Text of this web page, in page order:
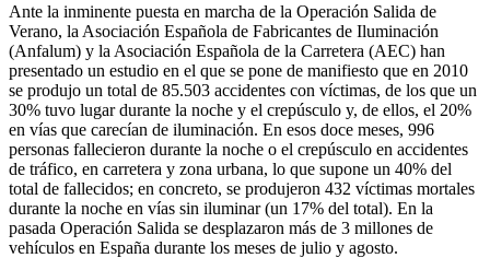
Ante la inminente puesta en marcha de la Operación Salida de
Verano, la Asociación Española de Fabricantes de Iluminación
(Anfalum) y la Asociación Española de la Carretera (AEC) han
presentado un estudio en el que se pone de manifiesto que en 2010
se produjo un total de 85.503 accidentes con víctimas, de los que un
30% tuvo lugar durante la noche y el crepúsculo y, de ellos, el 20%
en vías que carecían de iluminación. En esos doce meses, 996
personas fallecieron durante la noche o el crepúsculo en accidentes
de tráfico, en carretera y zona urbana, lo que supone un 40% del
total de fallecidos; en concreto, se produjeron 432 víctimas mortales
durante la noche en vías sin iluminar (un 17% del total). En la
pasada Operación Salida se desplazaron más de 3 millones de
vehículos en España durante los meses de julio y agosto.